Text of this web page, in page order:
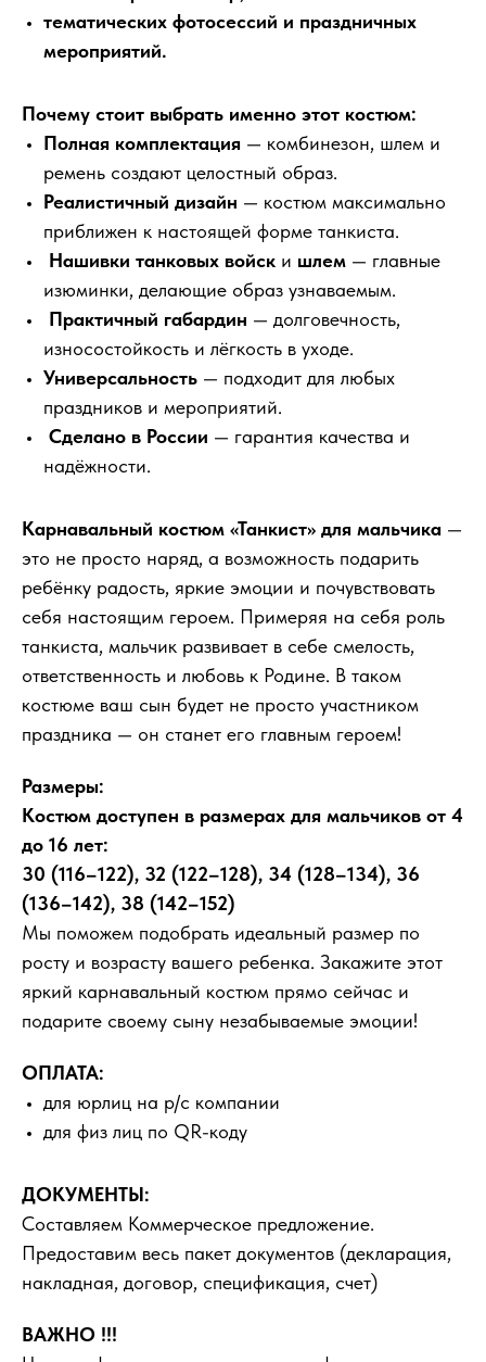
тематических фотосессий и праздничных
мероприятий.
Почему стоит выбрать именно этот костюм:
Полная комплектация — комбинезон, шлем и
ремень создают целостный образ.
Реалистичный дизайн — костюм максимально
приближен к настоящей форме танкиста.
Нашивки танковых войск и шлем — главные
изюминки, делающие образ узнаваемым.
Практичный габардин — долговечность,
износостойкость и лёгкость в уходе.
Универсальность — подходит для любых
праздников и мероприятий.
Сделано в России — гарантия качества и
надёжности.
Карнавальный костюм «Танкист» для мальчика —
это не просто наряд, а возможность подарить
ребёнку радость, яркие эмоции и почувствовать
себя настоящим героем. Примеряя на себя роль
танкиста, мальчик развивает в себе смелость,
ответственность и любовь к Родине. В таком
костюме ваш сын будет не просто участником
праздника — он станет его главным героем!
Размеры:
Костюм доступен в размерах для мальчиков от 4
до 16 лет:
30 (116–122), 32 (122–128), 34 (128–134), 36
(136–142), 38 (142–152)
Мы поможем подобрать идеальный размер по
росту и возрасту вашего ребенка. Закажите этот
яркий карнавальный костюм прямо сейчас и
подарите своему сыну незабываемые эмоции!
ОПЛАТА:
для юрлиц на р/с компании
для физ лиц по QR-коду
ДОКУМЕНТЫ:
Составляем Коммерческое предложение.
Предоставим весь пакет документов (декларация,
накладная, договор, спецификация, счет)
ВАЖНО !!!